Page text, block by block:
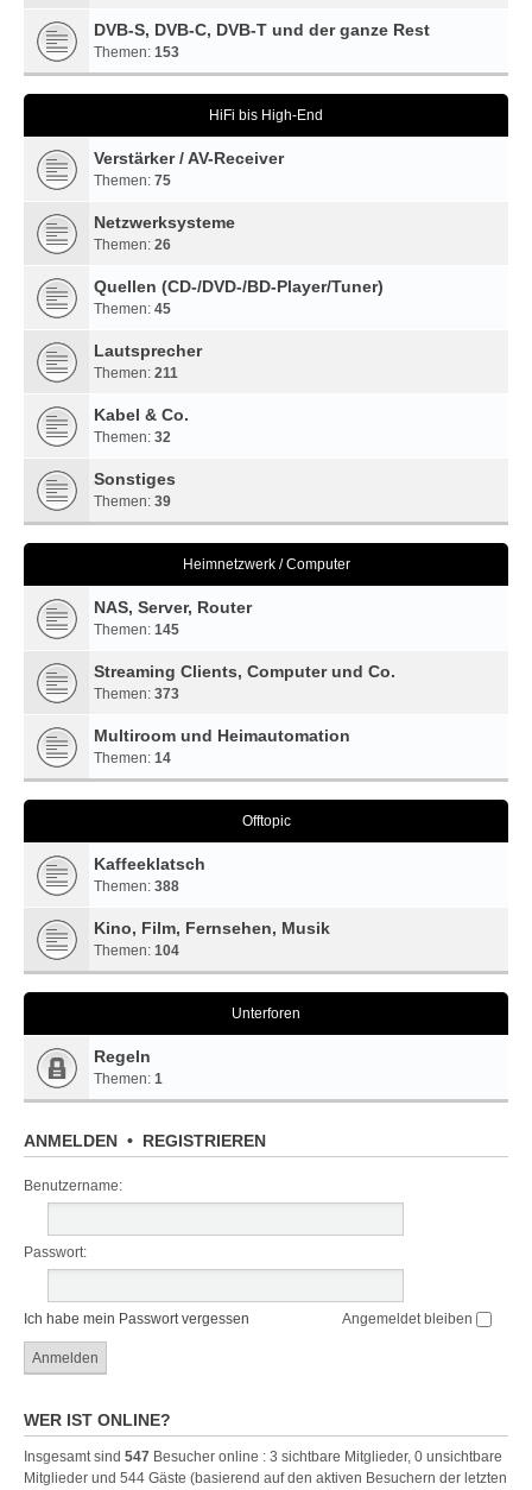
DVB-S, DVB-C, DVB-T und der ganze Rest
Themen: 153
HiFi bis High-End
Verstärker / AV-Receiver
Themen: 75
Netzwerksysteme
Themen: 26
Quellen (CD-/DVD-/BD-Player/Tuner)
Themen: 45
Lautsprecher
Themen: 211
Kabel & Co.
Themen: 32
Sonstiges
Themen: 39
Heimnetzwerk / Computer
NAS, Server, Router
Themen: 145
Streaming Clients, Computer und Co.
Themen: 373
Multiroom und Heimautomation
Themen: 14
Offtopic
Kaffeeklatsch
Themen: 388
Kino, Film, Fernsehen, Musik
Themen: 104
Unterforen
Regeln
Themen: 1
ANMELDEN • REGISTRIEREN
Benutzername:
Passwort:
Ich habe mein Passwort vergessen Angemeldet bleiben
WER IST ONLINE?
Insgesamt sind 547 Besucher online : 3 sichtbare Mitglieder, 0 unsichtbare
Mitglieder und 544 Gäste (basierend auf den aktiven Besuchern der letzten